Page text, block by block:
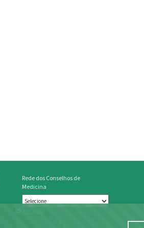
Rede dos Conselhos de
Medicina